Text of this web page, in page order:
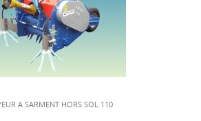
A SARMENT HORS SOL 110